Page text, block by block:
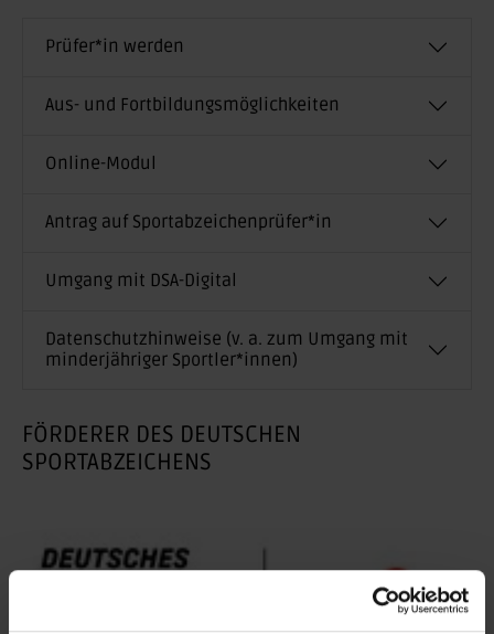
Prüfer*in werden
Aus- und Fortbildungsmöglichkeiten
Online-Modul
Antrag auf Sportabzeichenprüfer*in
Umgang mit DSA-Digital
Datenschutzhinweise (v. a. zum Umgang mit
minderjähriger Sportler*innen)
FÖRDERER DES DEUTSCHEN
SPORTABZEICHENS